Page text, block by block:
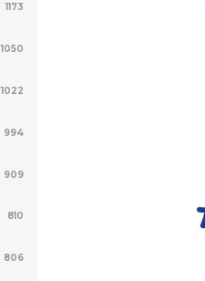
1173
1050
1022
994
909
810
806